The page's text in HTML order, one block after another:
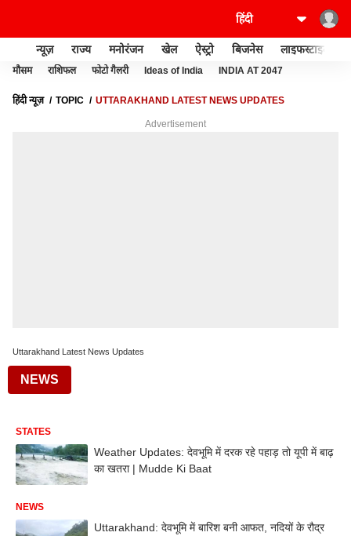
न्यूज़ राज्य मनोरंजन खेल ऐस्ट्रो बिजनेस लाइफस्टाइल
मौसम राशिफल फोटो गैलरी Ideas of India INDIA AT 2047
हिंदी न्यूज़ TOPIC UTTARAKHAND LATEST NEWS UPDATES
Advertisement
Uttarakhand Latest News Updates
NEWS
STATES
Weather Updates: देवभूमि में दरक रहे पहाड़ तो यूपी में बाढ़
का खतरा | Mudde Ki Baat
NEWS
Uttarakhand: देवभूमि में बारिश बनी आफत, नदियों के रौद्र